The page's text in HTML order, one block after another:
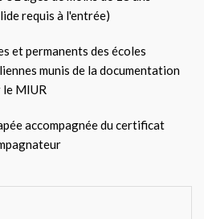
requis à l'entrée)
et permanents des écoles
munis de la documentation
MIUR
accompagnée du certificat